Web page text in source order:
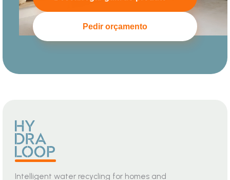
Pedir orçamento
Intelligent water recycling for homes and